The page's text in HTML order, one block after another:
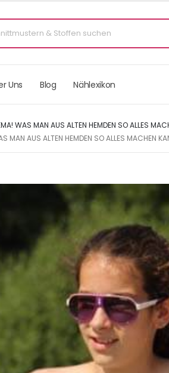
Uns Blog Nählexikon
WAS MAN AUS ALTEN HEMDEN SO ALLES
MAN AUS ALTEN HEMDEN SO ALLES MACHEN